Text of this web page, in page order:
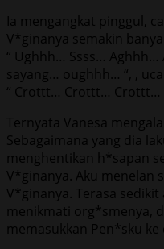
Ia mengangkat pinggul,
V*ginanya semakin
“ Ughhh… Ssss…
sayang… oughhh… “, ,
“ Crottt… Crottt… Crottt…
Ternyata Vanesa
Sebagaimana yang dia
menghentikan h*sapan
V*ginanya. Aku menelan
V*ginanya. Terasa
menikmati org*smenya,
memasukkan Pen*sku